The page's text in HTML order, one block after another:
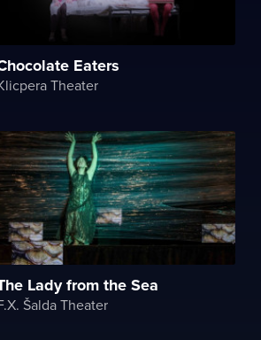
Eaters
Theater
Lady from the Sea
Šalda Theater